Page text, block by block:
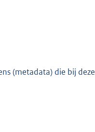
K
(metadata) die bij